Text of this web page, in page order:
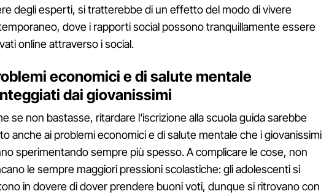
degli esperti, si tratterebbe di un effetto del modo di vivere
dove i rapporti social possono tranquillamente essere
online attraverso i social.
economici e di salute mentale
dai giovanissimi
se non bastasse, ritardare l'iscrizione alla scuola guida sarebbe
anche ai problemi economici e di salute mentale che i giovanissimi
sperimentando sempre più spesso. A complicare le cose, non
le sempre maggiori pressioni scolastiche: gli adolescenti si
in dovere di dover prendere buoni voti, dunque si ritrovano con